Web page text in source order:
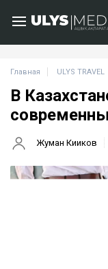
Главная ULYS TRAVEL
В
Жуман Кииков